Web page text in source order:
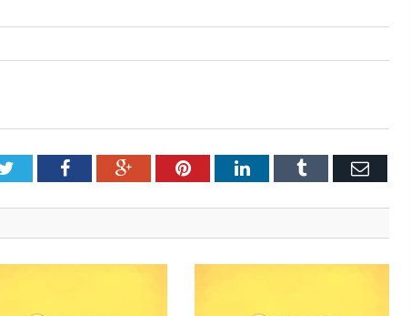
TwitterFacebookGoogle+PinterestLinkedInTumblr Email